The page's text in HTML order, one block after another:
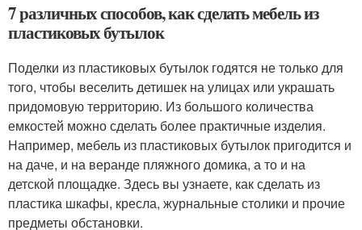
7 различных способов, как сделать мебель из
пластиковых бутылок
Поделки из пластиковых бутылок годятся не только для
того, чтобы веселить детишек на улицах или украшать
придомовую территорию. Из большого количества
емкостей можно сделать более практичные изделия.
Например, мебель из пластиковых бутылок пригодится и
на даче, и на веранде пляжного домика, а то и на
детской площадке. Здесь вы узнаете, как сделать из
пластика шкафы, кресла, журнальные столики и прочие
предметы обстановки.